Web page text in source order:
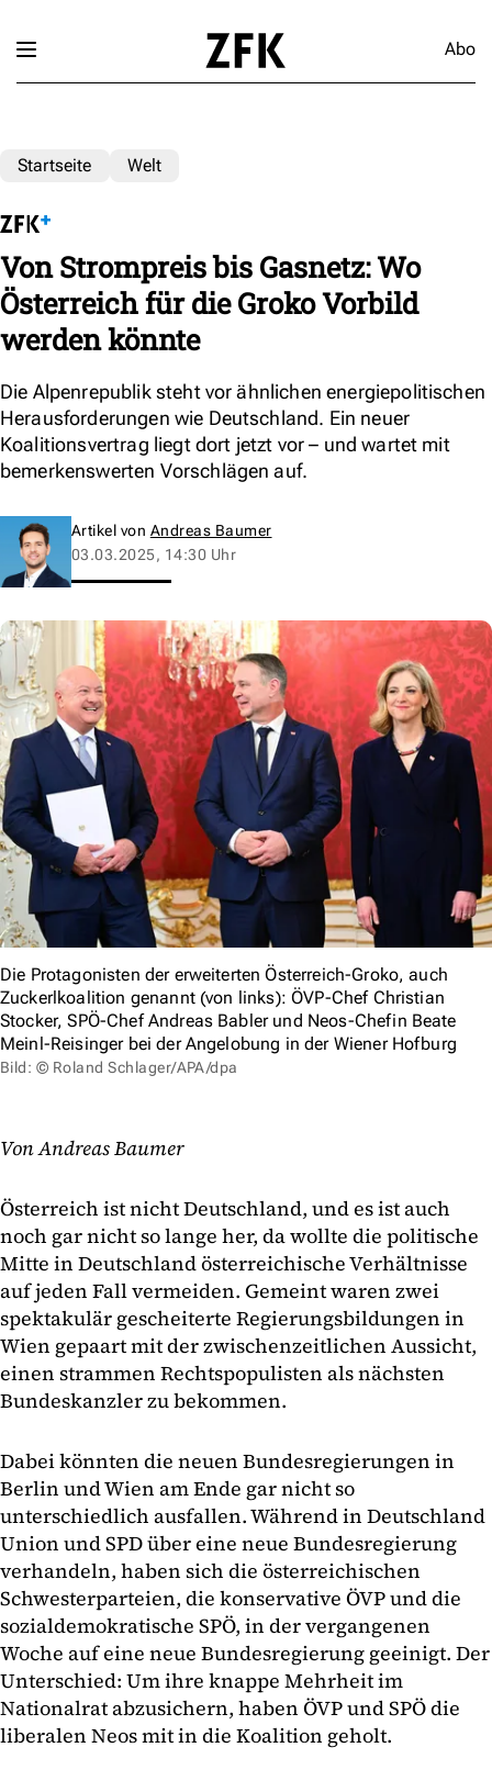
Abo
Startseite Welt
Von Strompreis bis Gasnetz: Wo
Österreich für die Groko Vorbild
werden könnte
Die Alpenrepublik steht vor ähnlichen energiepolitischen
Herausforderungen wie Deutschland. Ein neuer
Koalitionsvertrag liegt dort jetzt vor – und wartet mit
bemerkenswerten Vorschlägen auf.
Artikel von Andreas Baumer
03.03.2025, 14:30 Uhr
Die Protagonisten der erweiterten Österreich-Groko, auch
Zuckerlkoalition genannt (von links): ÖVP-Chef Christian
Stocker, SPÖ-Chef Andreas Babler und Neos-Chefin Beate
Meinl-Reisinger bei der Angelobung in der Wiener Hofburg
Bild: © Roland Schlager/APA/dpa
Von Andreas Baumer
Österreich ist nicht Deutschland, und es ist auch
noch gar nicht so lange her, da wollte die politische
Mitte in Deutschland österreichische Verhältnisse
auf jeden Fall vermeiden. Gemeint waren zwei
spektakulär gescheiterte Regierungsbildungen in
Wien gepaart mit der zwischenzeitlichen Aussicht,
einen strammen Rechtspopulisten als nächsten
Bundeskanzler zu bekommen.
Dabei könnten die neuen Bundesregierungen in
Berlin und Wien am Ende gar nicht so
unterschiedlich ausfallen. Während in Deutschland
Union und SPD über eine neue Bundesregierung
verhandeln, haben sich die österreichischen
Schwesterparteien, die konservative ÖVP und die
sozialdemokratische SPÖ, in der vergangenen
Woche auf eine neue Bundesregierung geeinigt. Der
Unterschied: Um ihre knappe Mehrheit im
Nationalrat abzusichern, haben ÖVP und SPÖ die
liberalen Neos mit in die Koalition geholt.